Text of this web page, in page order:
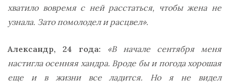
хватило вовремя с ней расстаться, чтобы жена не
узнала. Зато помолодел и расцвел».
Александр, 24 года:
«В начале сентября меня
настигла осенняя хандра. Вроде бы и погода хорошая
еще и в жизни все ладится. Но я не видел